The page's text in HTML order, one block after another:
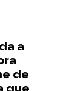
a
de
que